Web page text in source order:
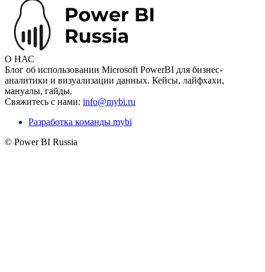
О НАС
Блог об использовании Microsoft PowerBI для бизнес-
аналитики и визуализации данных. Кейсы, лайфхахи,
мануалы, гайды.
Свяжитесь с нами: info@mybi.ru
Разработка команды mybi
© Power BI Russia